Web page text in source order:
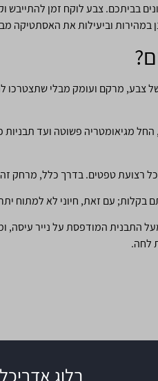
בביתכם. צבע לוקח זמן
וביעילות את האסתטיקה
מרקם ועומק מבלי שתצטרכו
מגיאומטריה פשוטה ועד
כלל, מרחק זה שווה בסביבות 1/4 או 1/2
בקלות; עם זאת, חיוני לא למתוח
התבנית המודפסת על נייר
לחה.
בלוג